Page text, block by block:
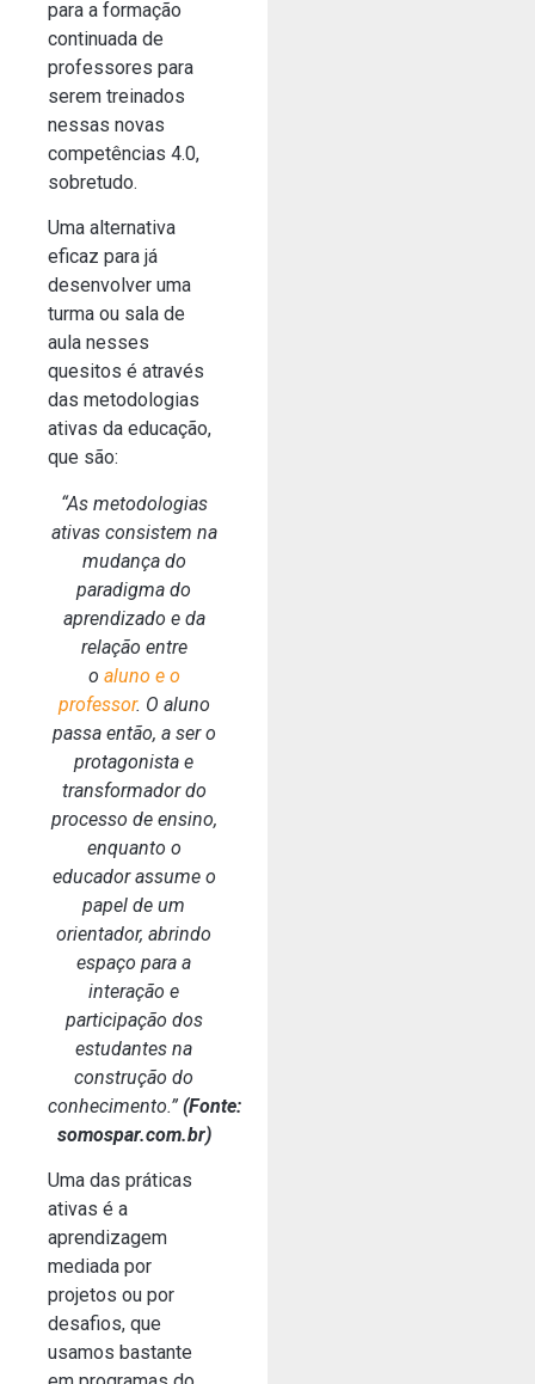
para a formação
continuada de
professores para
serem treinados
nessas novas
competências 4.0,
sobretudo.
Uma alternativa
eficaz para já
desenvolver uma
turma ou sala de
aula nesses
quesitos é através
das metodologias
ativas da educação,
que são:
“As metodologias
ativas consistem na
mudança do
paradigma do
aprendizado e da
relação entre
o aluno e o
professor. O aluno
passa então, a ser o
protagonista e
transformador do
processo de ensino,
enquanto o
educador assume o
papel de um
orientador, abrindo
espaço para a
interação e
participação dos
estudantes na
construção do
conhecimento.” (Fonte:
somospar.com.br)
Uma das práticas
ativas é a
aprendizagem
mediada por
projetos ou por
desafios, que
usamos bastante